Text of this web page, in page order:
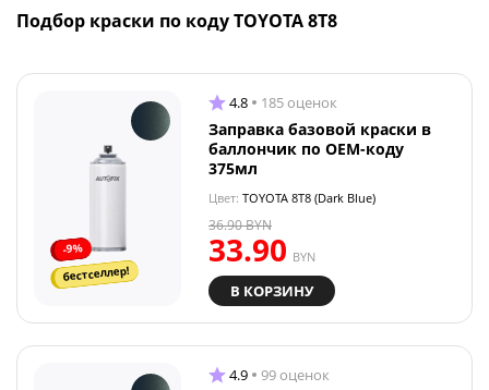
Подбор краски по коду TOYOTA 8T8
-9%
бестселлер!
4.8 185 оценок
Заправка базовой краски в
баллончик по OEM-коду
375мл
Цвет: TOYOTA 8T8 (Dark Blue)
33.90 BYN
36.90BYN
В КОРЗИНУ
4.9 99 оценок